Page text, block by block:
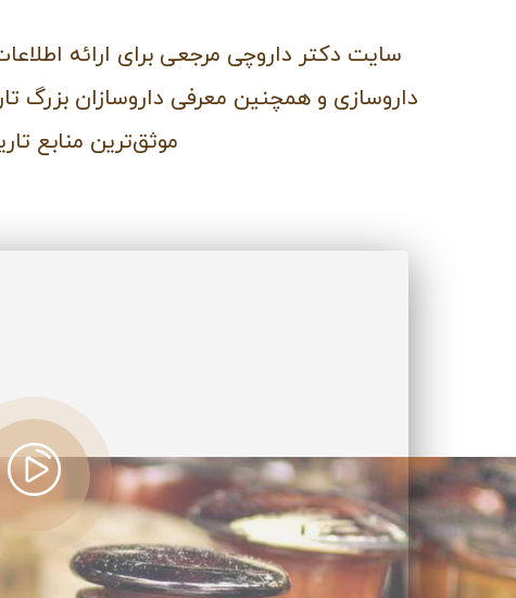
سایت دکتر داروچی مرجعی برای ارائه
داروسازی و همچنین معرفی داروسازان بزرگ
موثق‌ترین منابع